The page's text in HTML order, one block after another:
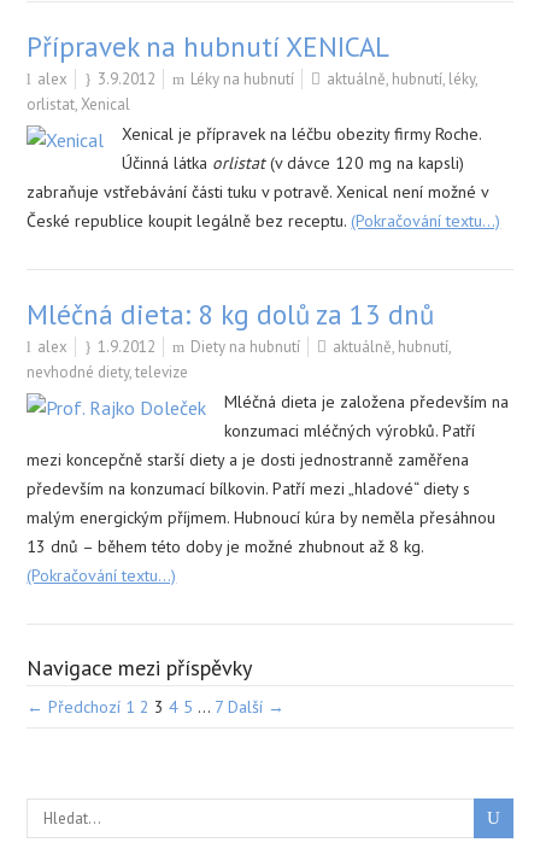
Přípravek na hubnutí XENICAL
alex 3.9.2012 Léky na hubnutí aktuálně, hubnutí, léky,
orlistat,Xenical
Xenical je přípravek na léčbu obezity firmy Roche.
Účinná látka orlistat(v dávce 120 mg na kapsli)
zabraňuje vstřebávání části tuku v potravě. Xenical není možné v
České republice koupit legálně bez receptu. (Pokračování textu…)
Mléčná dieta: 8 kg dolů za 13 dnů
alex 1.9.2012 Diety na hubnutí aktuálně, hubnutí,
nevhodné diety,televize
Mléčná dieta je založena především na
konzumaci mléčných výrobků. Patří
mezi koncepčně starší diety a je dosti jednostranně zaměřena
především na konzumací bílkovin. Patří mezi „hladové“ diety s
malým energickým příjmem. Hubnoucí kúra by neměla přesáhnou
13 dnů – během této doby je možné zhubnout až 8 kg.
(Pokračování textu…)
Navigace mezi příspěvky
← Předchozí 1 2 3 4 5 … 7 Další →